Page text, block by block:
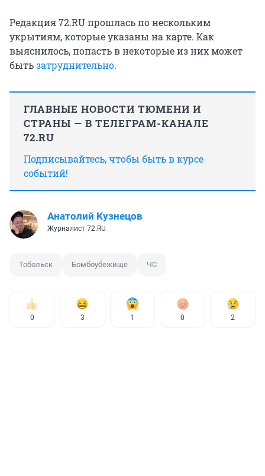
Редакция 72.RU прошлась по нескольким
укрытиям, которые указаны на карте. Как
выяснилось, попасть в некоторые из них может
бытьзатруднительно.
ГЛАВНЫЕ НОВОСТИ ТЮМЕНИ И
СТРАНЫ — В ТЕЛЕГРАМ-КАНАЛЕ
72.RU
Подписывайтесь, чтобы быть в курсе
событий!
Анатолий Кузнецов
Журналист 72.RU
Тобольск Бомбоубежище ЧС
0 3 1 0 2